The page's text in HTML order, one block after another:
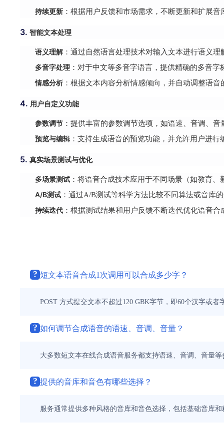
持续更新 ：根据用户反馈和市场需求，不断更新和扩展
3. 智能文本处理
语义理解：通过自然语言处理技术对输入文本进行语义
多音字处理 ：对于中文等多音字语言，提供精确的多音
情感分析 ：根据文本内容分析情感倾向，并自动调整语
4. 用户自定义功能
参数调节 ：提供丰富的参数调节选项，如语速、音调、
预览与编辑 ：支持生成语音的预览功能，并允许用户进
5. 真实场景测试与优化
多场景测试 ：将语音合成技术应用于不同场景（如教育
A/B测试 ：通过A/B测试等科学方法比较不同算法或音库
持续迭代 ：根据测试结果和用户反馈不断迭代优化语音
? 短文本语音合成1次调用可以合成多少字？
POST 方式提交文本不超过120 GBK字节，即60个汉字或
? 如何调节合成语音的语速、音调、音量？
大多数短文本在线合成语音服务都支持语速、音调、音量
? 提供的音库和音色有哪些选择？
服务通常提供多种风格的音库和音色选择，包括基础音库